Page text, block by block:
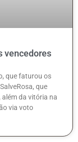
vencedores
que faturou os
que
da vitória na
via voto